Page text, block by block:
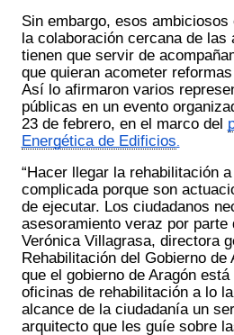
Sin embargo, esos
la colaboración cercana de
tienen que servir de
que quieran acometer
Así lo afirmaron varios
públicas en un evento
23 de febrero, en el marco del
Energética de Edificios
“Hacer llegar la rehabilitación
complicada porque son
de ejecutar. Los ciudadanos
asesoramiento veraz por parte
Verónica Villagrasa, directora
Rehabilitación del Gobierno
que el gobierno de Aragón
oficinas de rehabilitación a lo
alcance de la ciudadanía un
arquitecto que les guíe sobre